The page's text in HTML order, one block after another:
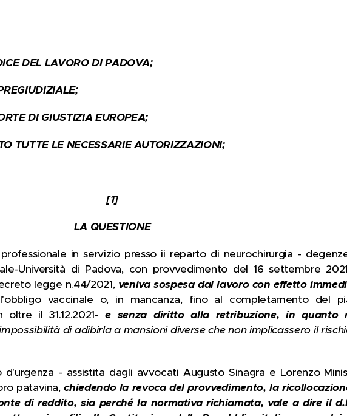
DEL LAVORO DI PADOVA;
DI GIUSTIZIA EUROPEA;
TUTTE LE NECESSARIE AUTORIZZAZIONI;
[1]
LA QUESTIONE
in servizio presso ii reparto di neurochirurgia -
Università di Padova, con provvedimento del 16 settembre
legge n.44/2021, veniva sospesa dal lavoro con effetto
vaccinale o, in mancanza, fino al completamento del
oltre il 31.12.2021-e senza diritto alla retribuzione, in quanto
di adibirla a mansioni diverse che non implicassero il
d'urgenza - assistita dagli avvocati Augusto Sinagra e Lorenzo
patavina,chiedendo la revoca del provvedimento, la
di reddito, sia perché la normativa richiamata, vale a dire il